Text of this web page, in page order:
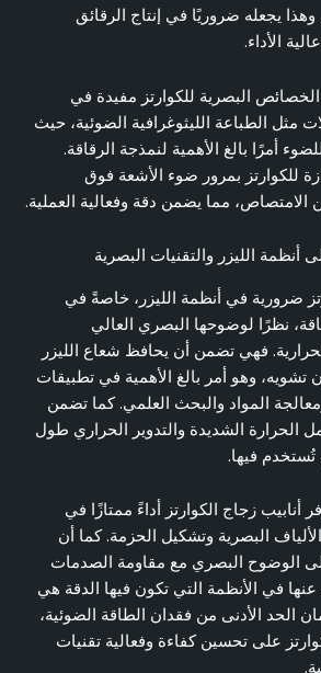
يجعله ضروريًا في إنتاج الرقائق
الأداء.
البصرية للكوارتز مفيدة في
مثل الطباعة الليثوغرافية الضوئية، حيث
أمرًا بالغ الأهمية لنمذجة الرقاقة.
للكوارتز بمرور ضوء الأشعة فوق
الامتصاص، مما يضمن دقة وفعالية العملية.
أنظمة الليزر والتقنيات البصرية
ضرورية في أنظمة الليزر، خاصةً في
نظرًا لوضوحها البصري العالي
فهي تضمن أن يحافظ شعاع الليزر
وهو أمر بالغ الأهمية في تطبيقات
المواد والبحث العلمي. كما تضمن
الحرارة الشديدة والتدوير الحراري طول
تُستخدم فيها.
أنابيب زجاج الكوارتز أداءً ممتازًا في
البصرية وتشكيل الحزمة. كما أن
الوضوح البصري مع مقاومة الصدمات
عنها في الأنظمة التي تكون فيها الدقة هي
الحد الأدنى من فقدان الطاقة الضوئية،
على تحسين كفاءة وفعالية تقنيات